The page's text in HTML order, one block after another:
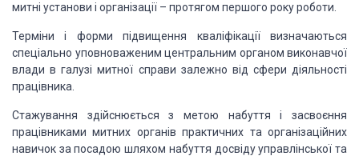
митні установи і організації – протягом першого року роботи.
Терміни і форми підвищення кваліфікації визначаються
спеціально уповноваженим центральним органом виконавчої
влади в галузі митної справи залежно від сфери діяльності
працівника.
Стажування здійснюється з метою набуття і засвоєння
працівниками митних органів практичних та організаційних
навичок за посадою шляхом набуття досвіду управлінської та